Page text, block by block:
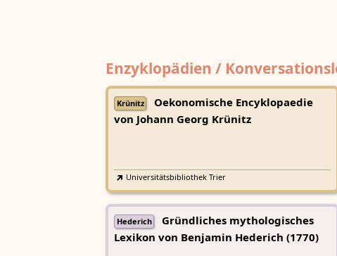
Enzyklopädien /
Krünitz
Oekonomische Encyklopaedie
von Johann Georg Krünitz
Universitätsbibliothek Trier
Hederich
Gründliches mythologisches
Lexikon von Benjamin Hederich (1770)